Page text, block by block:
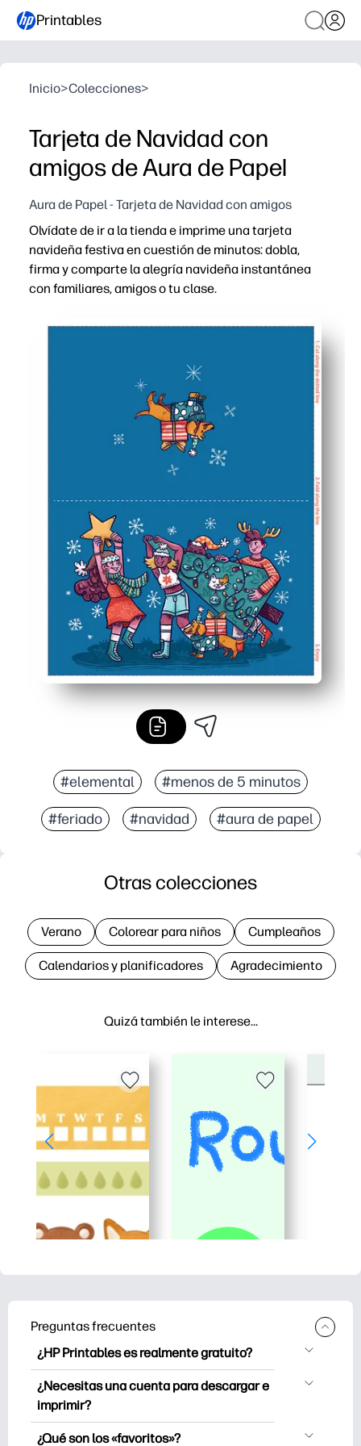
Printables
Inicio>Colecciones>
Tarjeta de Navidad con
amigos de Aura de Papel
Aura de Papel - Tarjeta de Navidad con amigos
Olvídate de ir a la tienda e imprime una tarjeta
navideña festiva en cuestión de minutos: dobla,
firma y comparte la alegría navideña instantánea
con familiares, amigos o tu clase.
Sin preparación: solo imprime, dobla y listo para
Personalízalo con tu propio mensaje y firmas para
Imprime de forma limpia en papel de carta o A4;
Versátil para familias y profesores: ideal para
#elemental #menos de 5 minutos
#feriado #navidad #aura de papel
Quizá también le interese…
Otras colecciones
Verano Colorear para niños Cumpleaños
Calendarios y planificadores Agradecimiento
Preguntas frecuentes
¿HP Printables es realmente gratuito?
HP Printables ofrece más de 2500
imprimibles gratuitos para descargar e
imprimir. Explore páginas para colorear
populares, divertidas hojas de trabajo de
¿Necesitas una cuenta para descargar e
imprimir?
Puede explorar e imprimir sin crear una
¿Qué son los «favoritos»?